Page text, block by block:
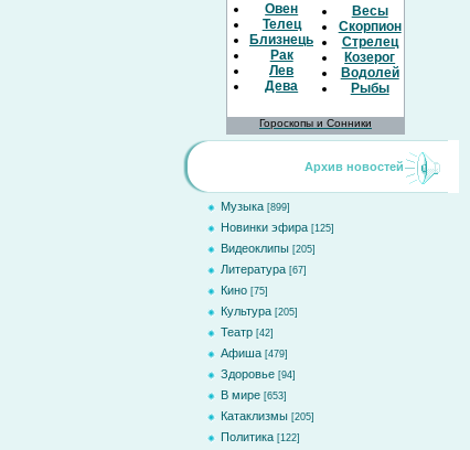
Овен
Телец
Близнецы
Рак
Лев
Дева
Весы
Скорпион
Стрелец
Козерог
Водолей
Рыбы
Гороскопы и Сонники
Архив новостей
Музыка [899]
Новинки эфира [125]
Видеоклипы [205]
Литература [67]
Кино [75]
Культура [205]
Театр [42]
Афиша [479]
Здоровье [94]
В мире [653]
Катаклизмы [205]
Политика [122]